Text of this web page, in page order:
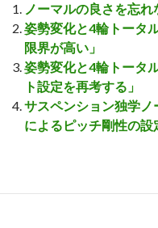
ノーマルの良さを忘れ
姿勢変化と4輪トータ
限界が高い」
姿勢変化と4輪トー
ト設定を再考する」
サスペンション独学
によるピッチ剛性の設